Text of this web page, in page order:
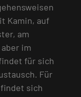
Kamin, auf
am
im
für sich
Für
sich